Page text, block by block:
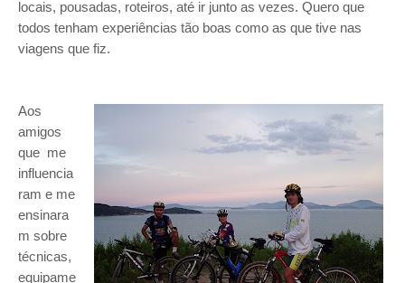
locais, pousadas, roteiros, até ir junto as vezes. Quero que
todos tenham experiências tão boas como as que tive nas
viagens que fiz.
Aos
amigos
que me
influencia
ram e me
ensinara
m sobre
técnicas,
equipame